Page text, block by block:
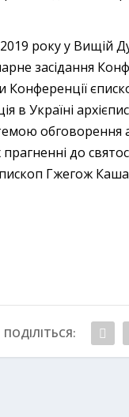
року у Вищій
засідання
в Україні
обговорення
до
Гжегож
ПОДІЛІТЬСЯ: